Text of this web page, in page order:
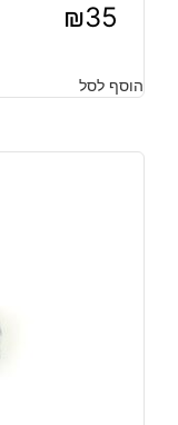
₪35
הוסף לסל